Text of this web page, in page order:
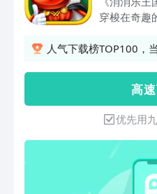
穿梭在奇趣
炫酷的道具
人气下载榜TOP100，
高
优先用